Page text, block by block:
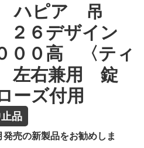
ハピア 吊
６デザイン
００高 〈ティ
左右兼用 錠
ーズ付用
品
売の新製品をお勧めしま